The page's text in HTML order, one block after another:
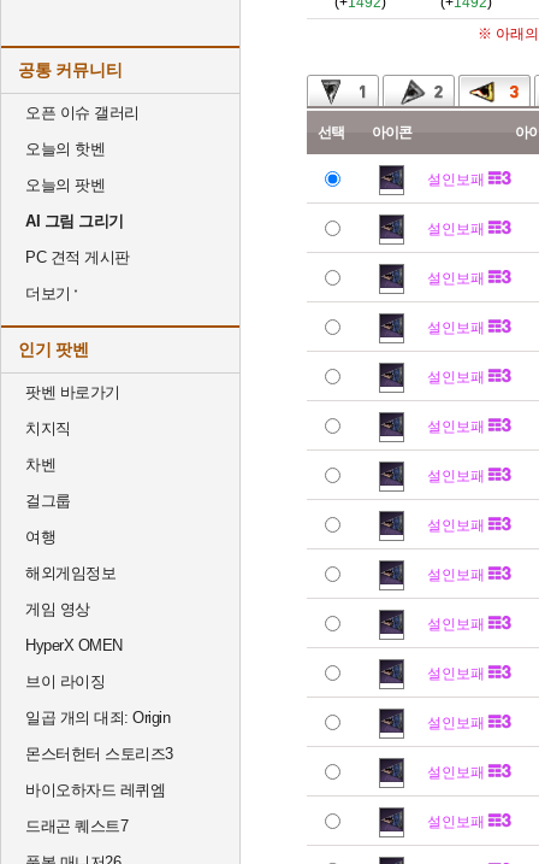
공통 커뮤니티
오픈 이슈 갤러리
오늘의 핫벤
오늘의 팟벤
AI 그림 그리기
PC 견적 게시판
더보기
인기 팟벤
팟벤 바로가기
치지직
차벤
걸그룹
여행
해외게임정보
게임 영상
HyperX OMEN
브이 라이징
일곱 개의 대죄: Origin
몬스터헌터 스토리즈3
바이오하자드 레퀴엠
드래곤 퀘스트7
※ 아래의
선택 아이콘 아
설인보패
설인보패
설인보패
설인보패
설인보패
설인보패
설인보패
설인보패
설인보패
설인보패
설인보패
설인보패
설인보패
설인보패